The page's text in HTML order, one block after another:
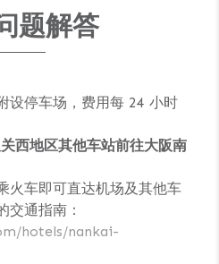
题解答
设停车场，费用每 24 小时
西地区其他车站前往大阪南
火车即可直达机场及其他车
交通指南：
hotels/nankai-